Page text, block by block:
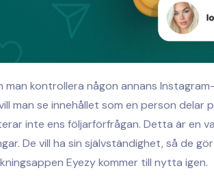
man kontrollera någon annans
man se innehållet som en person delar
inte ens följarförfrågan. Detta är en
De vill ha sin självständighet, så de
Eyezy kommer till nytta igen.